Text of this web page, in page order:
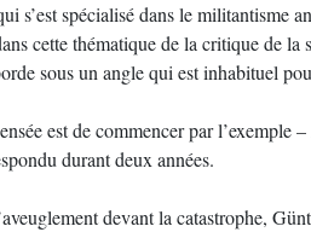
s’est spécialisé dans le militantisme
cette thématique de la critique de la
sous un angle qui est inhabituel
est de commencer par
durant deux années.
devant la catastrophe,